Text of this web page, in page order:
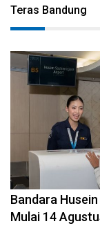
Teras Bandung
2026-08-08 11:12:29
Bandara
Mulai 14